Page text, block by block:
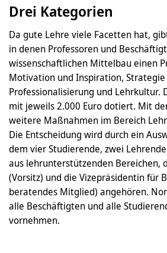
Drei Kategorien
Da gute Lehre viele Facetten hat,
in denen Professoren und
wissenschaftlichen Mittelbau einen
Motivation und Inspiration, Strategie
Professionalisierung und Lehrkultur.
mit jeweils 2.000 Euro dotiert. Mit
weitere Maßnahmen im Bereich
Die Entscheidung wird durch ein
dem vier Studierende, zwei
aus lehrunterstützenden Bereichen,
(Vorsitz) und die Vizepräsidentin für
beratendes Mitglied) angehören.
alle Beschäftigten und alle
vornehmen.